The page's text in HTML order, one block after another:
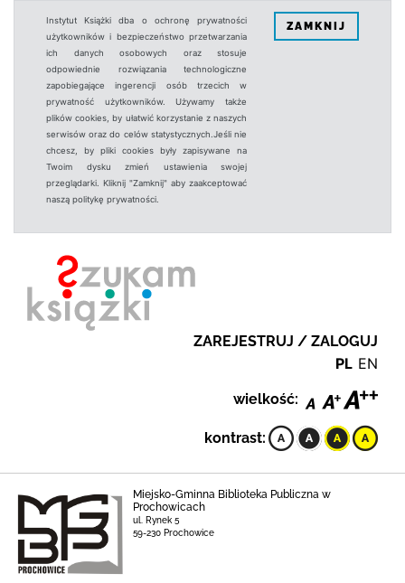
Instytut Książki dba o ochronę prywatności
użytkowników i bezpieczeństwo przetwarzania
ich danych osobowych oraz stosuje
odpowiednie rozwiązania technologiczne
zapobiegające ingerencji osób trzecich w
prywatność użytkowników. Używamy także
plików cookies, by ułatwić korzystanie z naszych
serwisów oraz do celów statystycznych.Jeśli nie
chcesz, by pliki cookies były zapisywane na
Twoim dysku zmień ustawienia swojej
przeglądarki. Kliknij "Zamknij" aby zaakceptować
naszą politykę prywatności.
ZAMKNIJ
ZAREJESTRUJ / ZALOGUJ
PL EN
wielkość:
kontrast:
Miejsko-Gminna Biblioteka Publiczna w
Prochowicach
ul. Rynek 5
59-230 Prochowice